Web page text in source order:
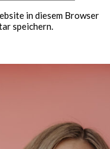
in diesem Browser
speichern.